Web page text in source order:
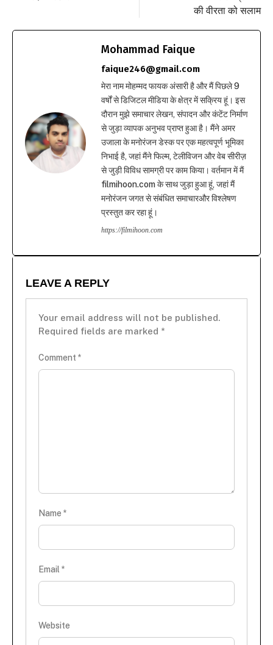
की वीरता को सलाम
Mohammad Faique
faique246@gmail.com
मेरा नाम मोहम्मद फायक अंसारी है और मैं पिछले 9
वर्षों से डिजिटल मीडिया के क्षेत्र में सक्रिय हूं। इस
दौरान मुझे समाचार लेखन, संपादन और कंटेंट निर्माण
से जुड़ा व्यापक अनुभव प्राप्त हुआ है। मैंने अमर
उजाला के मनोरंजन डेस्क पर एक महत्वपूर्ण भूमिका
निभाई है, जहां मैंने फिल्म, टेलीविजन और वेब सीरीज़
से जुड़ी विविध सामग्री पर काम किया। वर्तमान में मैं
filmihoon.com के साथ जुड़ा हुआ हूं, जहां मैं
मनोरंजन जगत से संबंधित समाचारऔर विश्लेषण
प्रस्तुत कर रहा हूं।
https://filmihoon.com
LEAVE A REPLY
Your email address will not be published.
Required fields are marked *
Comment *
Name *
Email *
Website